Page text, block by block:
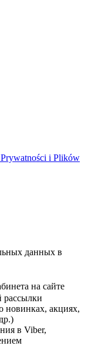
i Plików
данных в
на сайте
рассылки
новинках, акциях,
в Viber,